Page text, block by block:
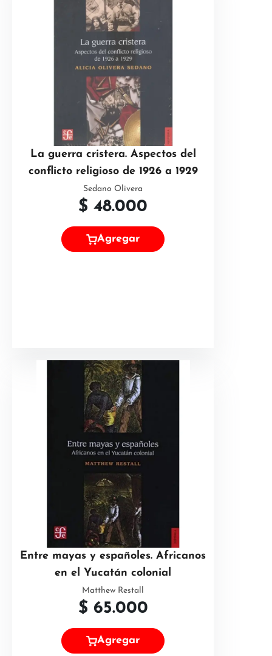
La guerra cristera. Aspectos del
conflicto religioso de 1926 a 1929
Sedano Olivera
$ 48.000
Agregar
Entre mayas y españoles. Africanos
en el Yucatán colonial
Matthew Restall
$ 65.000
Agregar